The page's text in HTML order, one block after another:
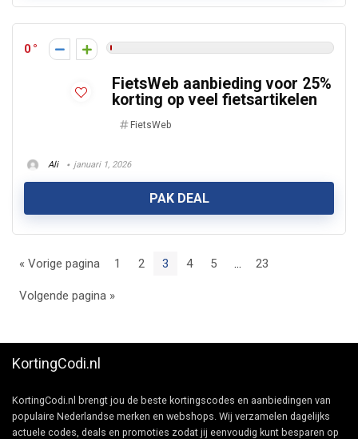
0
FietsWeb aanbieding voor 25%
korting op veel fietsartikelen
FietsWeb
Ali januari 1, 2026
PAK DEAL
« Vorige pagina 1 2 3 4 5 23
Volgende pagina »
KortingCodi.nl
KortingCodi.nl brengt jou de beste kortingscodes en aanbiedingen van
populaire Nederlandse merken en webshops. Wij verzamelen dagelijks
actuele codes, deals en promoties zodat jij eenvoudig kunt besparen op